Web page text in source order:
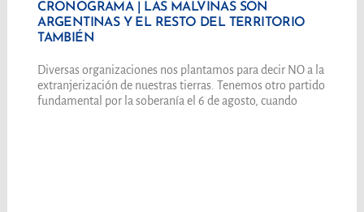
CRONOGRAMA | LAS MALVINAS SON
ARGENTINAS Y EL RESTO DEL TERRITORIO
TAMBIÉN
Diversas organizaciones nos plantamos para decir NO a la
extranjerización de nuestras tierras. Tenemos otro partido
fundamental por la soberanía el 6 de agosto, cuando